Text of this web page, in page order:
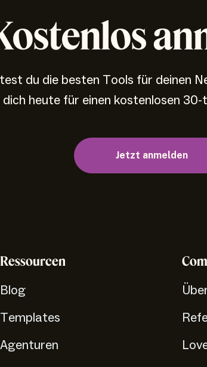
du die besten Tools für deinen
dich heute für einen kostenlosen
Jetzt anmelden
Ressourcen
Blog
Templates
Agenturen